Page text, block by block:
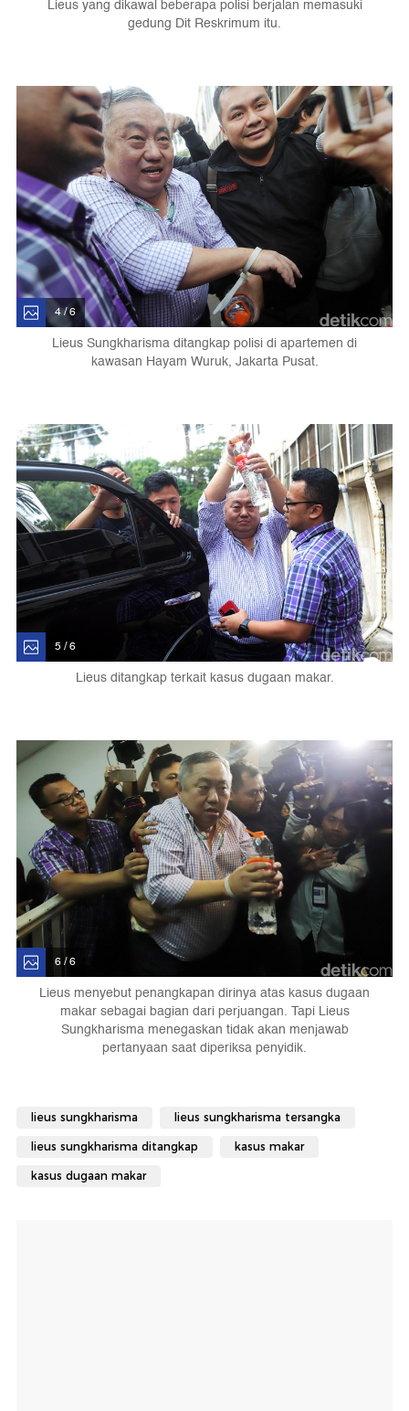
Lieus yang dikawal beberapa polisi berjalan memasuki
gedung Dit Reskrimum itu.
4 / 6
Lieus Sungkharisma ditangkap polisi di apartemen di
kawasan Hayam Wuruk, Jakarta Pusat.
5 / 6
Lieus ditangkap terkait kasus dugaan makar.
6 / 6
Lieus menyebut penangkapan dirinya atas kasus dugaan
makar sebagai bagian dari perjuangan. Tapi Lieus
Sungkharisma menegaskan tidak akan menjawab
pertanyaan saat diperiksa penyidik.
lieus sungkharisma lieus sungkharisma tersangka
lieus sungkharisma ditangkap kasus makar
kasus dugaan makar